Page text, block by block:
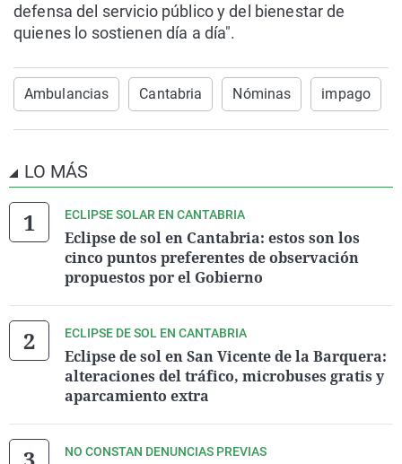
defensa del servicio público y del bienestar de
quienes lo sostienen día a día".
Ambulancias Cantabria Nóminas impago
LO MÁS
ECLIPSE SOLAR EN CANTABRIA
Eclipse de sol en Cantabria: estos son los
cinco puntos preferentes de observación
propuestos por el Gobierno
ECLIPSE DE SOL EN CANTABRIA
Eclipse de sol en San Vicente de la Barquera:
alteraciones del tráfico, microbuses gratis y
aparcamiento extra
NO CONSTAN DENUNCIAS PREVIAS